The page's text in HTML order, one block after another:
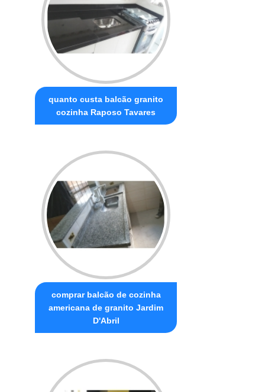
quanto custa balcão granito
cozinha Raposo Tavares
comprar balcão de cozinha
americana de granito Jardim
D'Abril